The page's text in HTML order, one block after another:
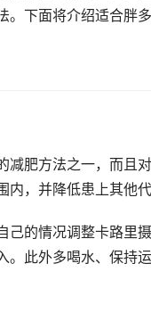
下面将介绍适合胖
减肥方法之一，而且
，并降低患上其他代
己的情况调整卡路里
。此外多喝水、保持